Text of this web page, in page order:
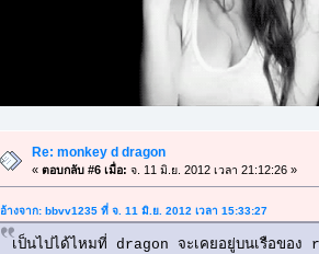
Re: monkey d dragon
«ตอบกลับ #6 เมื่อ: จ. 11 มิ.ย. 2012 เวลา 21:12:26 »
อ้างจาก: bbvv1235 ที่ จ. 11 มิ.ย. 2012 เวลา 15:33:27
เป็นไปได้ไหมที่ dragon จะเคยอยู่บนเรือของ